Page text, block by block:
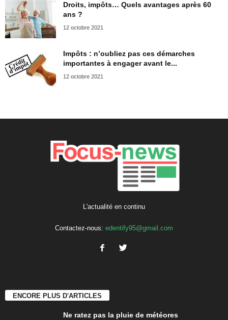
Droits, impôts… Quels avantages après 60
ans ?
12 octobre 2021
Impôts : n’oubliez pas ces démarches
importantes à engager avant le...
12 octobre 2021
L'actualité en continu
Contactez-nous: edentify95@gmail.com
ENCORE PLUS D'ARTICLES
Ne ratez pas la pluie de météores